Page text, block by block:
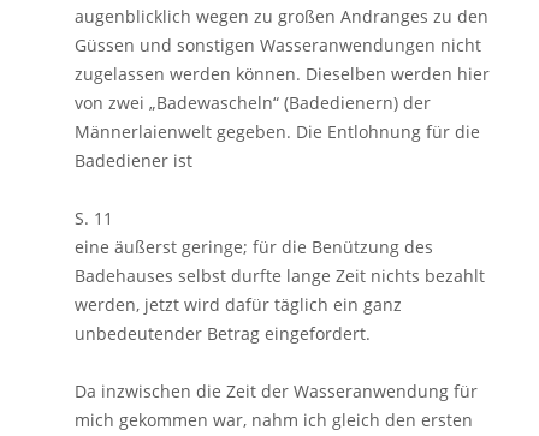
augenblicklich wegen zu großen Andranges zu den
Güssen und sonstigen Wasseranwendungen nicht
zugelassen werden können. Dieselben werden hier
von zwei „Badewascheln“ (Badedienern) der
Männerlaienwelt gegeben. Die Entlohnung für die
Badediener ist
S. 11
eine äußerst geringe; für die Benützung des
Badehauses selbst durfte lange Zeit nichts bezahlt
werden, jetzt wird dafür täglich ein ganz
unbedeutender Betrag eingefordert.
Da inzwischen die Zeit der Wasseranwendung für
mich gekommen war, nahm ich gleich den ersten